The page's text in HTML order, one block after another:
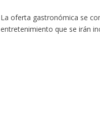
La oferta gastronómica se
entretenimiento que se irán